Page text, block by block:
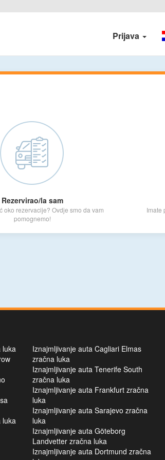
Prijava
Rezervirao/la sam
oko rezervacije? Ovdje smo da vam
pomognemo!
Imate
luka
luka
Iznajmljivanje auta Cagliari Elmas
zračna luka
Iznajmljivanje auta Tenerife South
zračna luka
Iznajmljivanje auta Frankfurt zračna
luka
Iznajmljivanje auta Sarajevo zračna
luka
Iznajmljivanje auta Göteborg
Landvetter zračna luka
Iznajmljivanje auta Dortmund zračna